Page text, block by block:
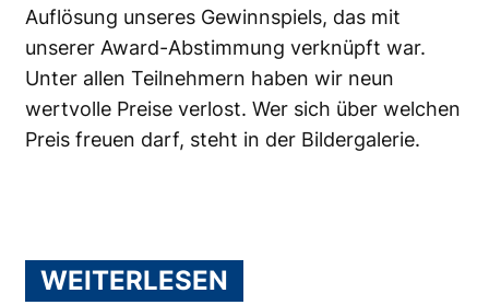
Auflösung unseres Gewinnspiels, das mit
unserer Award-Abstimmung verknüpft war.
Unter allen Teilnehmern haben wir neun
wertvolle Preise verlost. Wer sich über welchen
Preis freuen darf, steht in der Bildergalerie.
WEITERLESEN